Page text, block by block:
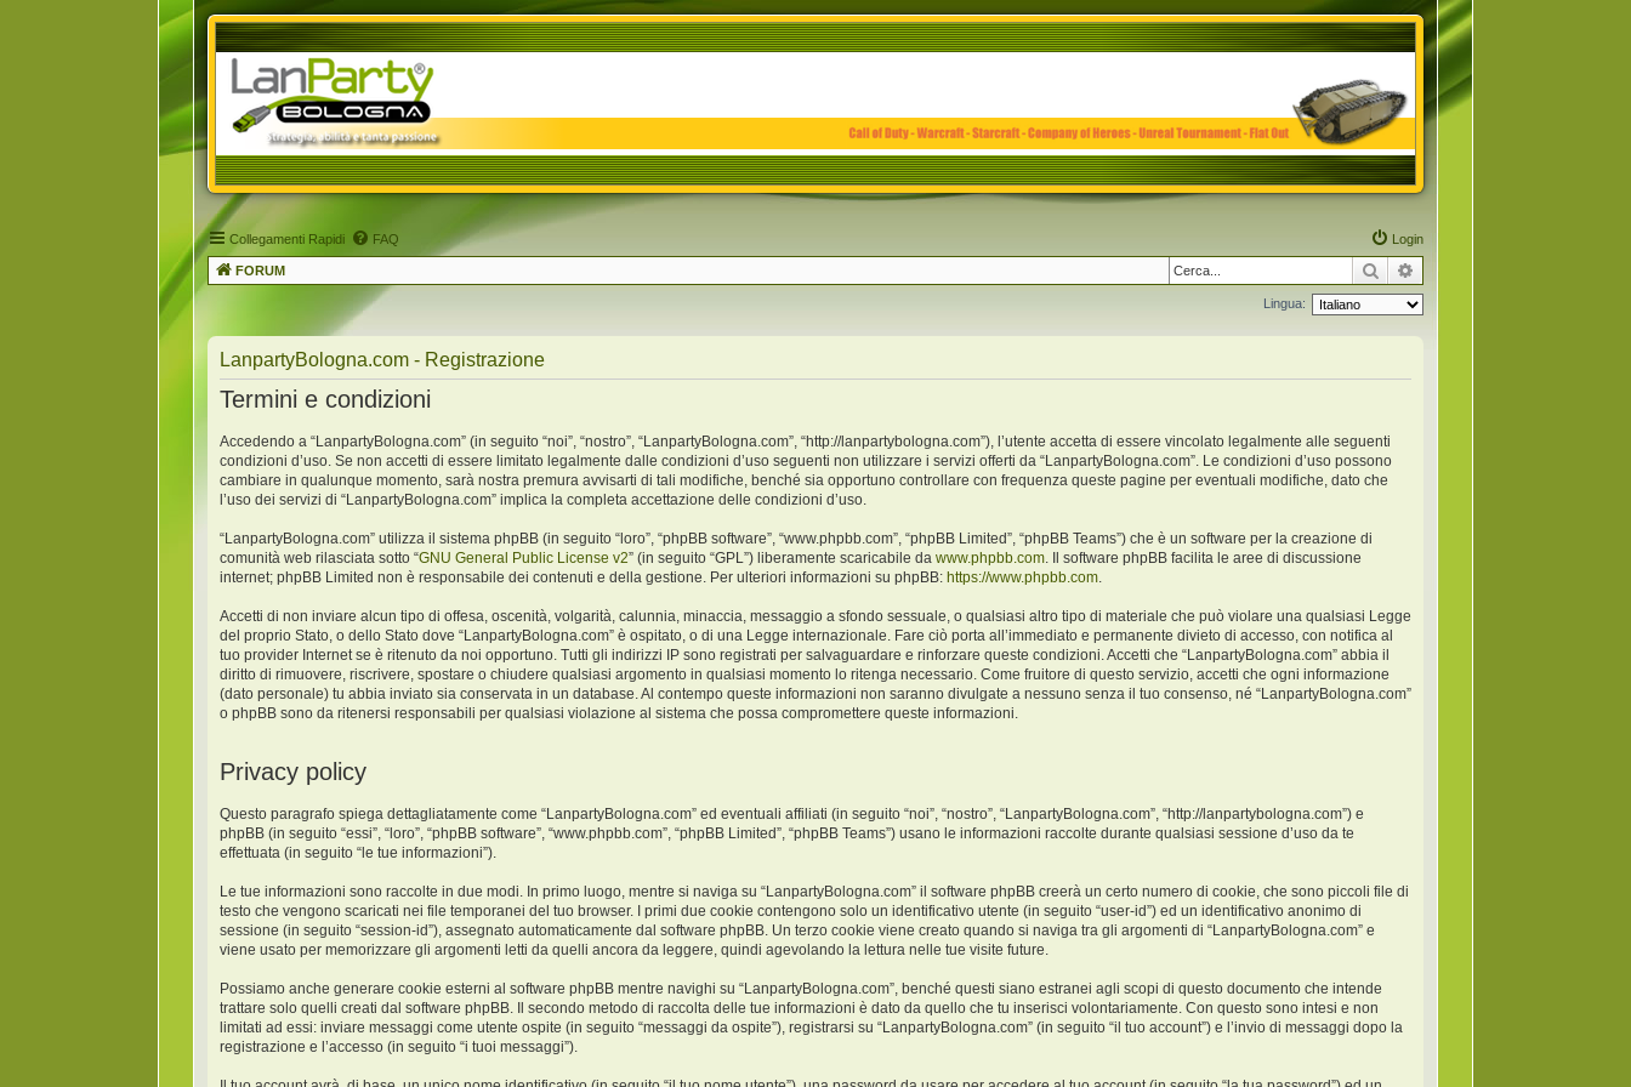
Collegamenti Rapidi FAQ Login
FORUM Cerca
Lingua:
LanpartyBologna.com - Registrazione
Termini e condizioni
Accedendo a “LanpartyBologna.com” (in seguito “noi”, “nostro”, “LanpartyBologna.com”, “http://lanpartybologna.com”), l’utente accetta di essere vincolato legalmente alle seguenti
condizioni d’uso. Se non accetti di essere limitato legalmente dalle condizioni d’uso seguenti non utilizzare i servizi offerti da “LanpartyBologna.com”. Le condizioni d’uso possono
cambiare in qualunque momento, sarà nostra premura avvisarti di tali modifiche, benché sia opportuno controllare con frequenza queste pagine per eventuali modifiche, dato che
l’uso dei servizi di “LanpartyBologna.com” implica la completa accettazione delle condizioni d’uso.
“LanpartyBologna.com” utilizza il sistema phpBB (in seguito “loro”, “phpBB software”, “www.phpbb.com”, “phpBB Limited”, “phpBB Teams”) che è un software per la creazione di
comunità web rilasciata sotto “GNU General Public License v2” (in seguito “GPL”) liberamente scaricabile da www.phpbb.com . Il software phpBB facilita le aree di discussione
internet; phpBB Limited non è responsabile dei contenuti e della gestione. Per ulteriori informazioni su phpBB: https://www.phpbb.com
Accetti di non inviare alcun tipo di offesa, oscenità, volgarità, calunnia, minaccia, messaggio a sfondo sessuale, o qualsiasi altro tipo di materiale che può violare una qualsiasi Legge
del proprio Stato, o dello Stato dove “LanpartyBologna.com” è ospitato, o di una Legge internazionale. Fare ciò porta all’immediato e permanente divieto di accesso, con notifica al
tuo provider Internet se è ritenuto da noi opportuno. Tutti gli indirizzi IP sono registrati per salvaguardare e rinforzare queste condizioni. Accetti che “LanpartyBologna.com” abbia il
diritto di rimuovere, riscrivere, spostare o chiudere qualsiasi argomento in qualsiasi momento lo ritenga necessario. Come fruitore di questo servizio, accetti che ogni informazione
(dato personale) tu abbia inviato sia conservata in un database. Al contempo queste informazioni non saranno divulgate a nessuno senza il tuo consenso, né “LanpartyBologna.com”
o phpBB sono da ritenersi responsabili per qualsiasi violazione al sistema che possa compromettere queste informazioni.
Privacy policy
Questo paragrafo spiega dettagliatamente come “LanpartyBologna.com” ed eventuali affiliati (in seguito “noi”, “nostro”, “LanpartyBologna.com”, “http://lanpartybologna.com”) e
phpBB (in seguito “essi”, “loro”, “phpBB software”, “www.phpbb.com”, “phpBB Limited”, “phpBB Teams”) usano le informazioni raccolte durante qualsiasi sessione d’uso da te
effettuata (in seguito “le tue informazioni”).
Le tue informazioni sono raccolte in due modi. In primo luogo, mentre si naviga su “LanpartyBologna.com” il software phpBB creerà un certo numero di cookie, che sono piccoli file di
testo che vengono scaricati nei file temporanei del tuo browser. I primi due cookie contengono solo un identificativo utente (in seguito “user-id”) ed un identificativo anonimo di
sessione (in seguito “session-id”), assegnato automaticamente dal software phpBB. Un terzo cookie viene creato quando si naviga tra gli argomenti di “LanpartyBologna.com” e
viene usato per memorizzare gli argomenti letti da quelli ancora da leggere, quindi agevolando la lettura nelle tue visite future.
Possiamo anche generare cookie esterni al software phpBB mentre navighi su “LanpartyBologna.com”, benché questi siano estranei agli scopi di questo documento che intende
trattare solo quelli creati dal software phpBB. Il secondo metodo di raccolta delle tue informazioni è dato da quello che tu inserisci volontariamente. Con questo sono intesi e non
limitati ad essi: inviare messaggi come utente ospite (in seguito “messaggi da ospite”), registrarsi su “LanpartyBologna.com” (in seguito “il tuo account”) e l’invio di messaggi dopo la
registrazione e l’accesso (in seguito “i tuoi messaggi”).